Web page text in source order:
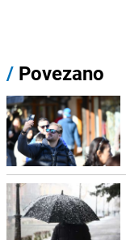
/ Povezano